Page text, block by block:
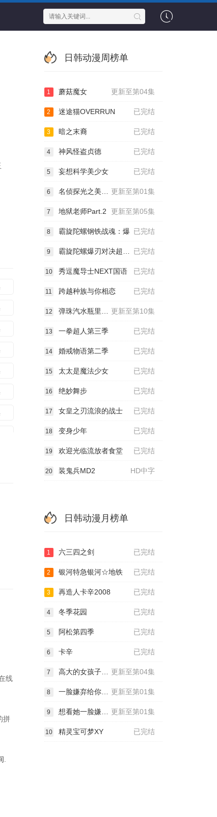
线
拼
日韩动漫周榜单
更新至第04集
1 蘑菇魔女
已完结
2 迷途猫OVERRUN
已完结
3 暗之末裔
已完结
4 神风怪盗贞德
已完结
5 妄想科学美少女
更新至第01集
6 名侦探光之美少女！
更新至第05集
7 地狱老师Part.2
已完结
8 霸旋陀螺钢铁战魂：爆
已完结
9 霸旋陀螺爆刃对决超Z国语
已完结
10 秀逗魔导士NEXT国语
已完结
11 跨越种族与你相恋
更新至第10集
12 弹珠汽水瓶里的千岁同学
已完结
13 一拳超人第三季
已完结
14 婚戒物语第二季
已完结
15 太太是魔法少女
已完结
16 绝妙舞步
已完结
17 女皇之刃流浪的战士
已完结
18 变身少年
已完结
19 欢迎光临流放者食堂
HD中字
20 装鬼兵MD2
日韩动漫月榜单
已完结
1 六三四之剑
已完结
2 银河特急银河☆地铁
已完结
3 再造人卡辛2008
已完结
4 冬季花园
已完结
5 阿松第四季
已完结
6 卡辛
更新至第04集
7 高大的女孩子你喜欢吗？
更新至第01集
8 一脸嫌弃给你看胖次第三季
更新至第01集
9 想看她一脸嫌恶地露出裤裤
已完结
10 精灵宝可梦XY